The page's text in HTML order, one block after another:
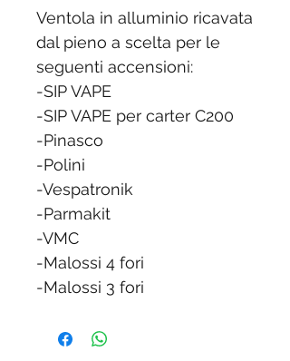
Ventola in alluminio ricavata
dal pieno a scelta per le
seguenti accensioni:
-SIP VAPE
-SIP VAPE per carter C200
-Pinasco
-Polini
-Vespatronik
-Parmakit
-VMC
-Malossi 4 fori
-Malossi 3 fori